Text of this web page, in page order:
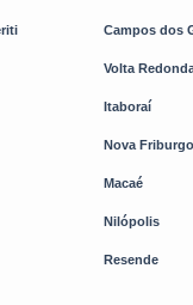
Campos dos
Volta
Itaboraí
Nova Friburgo
Macaé
Nilópolis
Resende